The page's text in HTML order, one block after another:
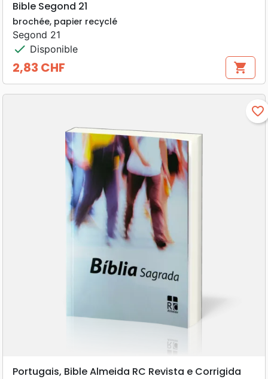
Bible Segond 21
brochée, papier recyclé
Segond 21
check Disponible
Prix
2,83 CHF shopping_cart
favorite_border
Portugais, Bible Almeida RC Revista e Corrigida